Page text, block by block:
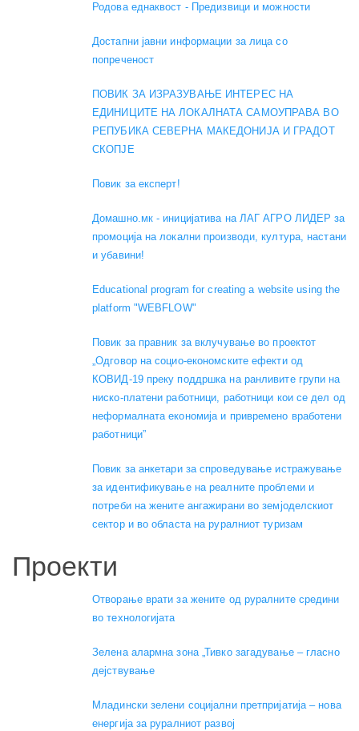
Родова еднаквост - Предизвици и можности
Достапни јавни информации за лица со
попреченост
ПОВИК ЗА ИЗРАЗУВАЊЕ ИНТЕРЕС НА
ЕДИНИЦИТЕ НА ЛОКАЛНАТА САМОУПРАВА ВО
РЕПУБИКА СЕВЕРНА МАКЕДОНИЈА И ГРАДОТ
СКОПЈЕ
Повик за експерт!
Домашно.мк - иницијатива на ЛАГ АГРО ЛИДЕР за
промоција на локални производи, култура, настани
и убавини!
Educational program for creating a website using the
platform "WEBFLOW"
Повик за правник за вклучување во проектот
„Одговор на социо-економските ефекти од
КОВИД-19 преку поддршка на ранливите групи на
ниско-платени работници, работници кои се дел од
неформалната економија и привремено вработени
работници”
Повик за анкетари за спроведување истражување
за идентификување на реалните проблеми и
потреби на жените ангажирани во земјоделскиот
сектор и во областа на руралниот туризам
Проекти
Отворање врати за жените од руралните средини
во технологијата
Зелена алармна зона „Тивко загадување – гласно
дејствување
Младински зелени социјални претпријатија – нова
енергија за руралниот развој